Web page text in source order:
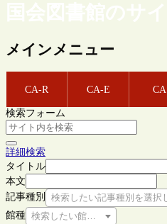
国会図書館のサ
メインメニュー
CA-R CA-E CA
検索フォーム
詳細検索
タイトル
本文
記事種別
検索したい記事種別を選択
館種 検索したい館種を選択してくださ